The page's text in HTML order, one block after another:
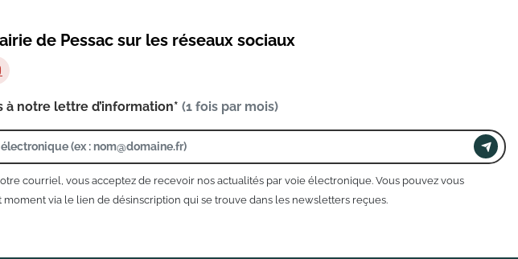
de Pessac sur les réseaux sociaux
à notre lettre d’information* (1 fois par mois)
courriel, vous acceptez de recevoir nos actualités par voie électronique. Vous pouvez vous
moment via le lien de désinscription qui se trouve dans les newsletters reçues.